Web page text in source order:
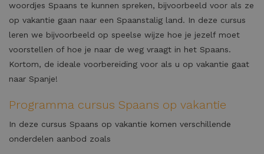
woordjes Spaans te kunnen spreken, bijvoorbeeld voor als ze
op vakantie gaan naar een Spaanstalig land. In deze cursus
leren we bijvoorbeeld op speelse wijze hoe je jezelf moet
voorstellen of hoe je naar de weg vraagt in het Spaans.
Kortom, de ideale voorbereiding voor als u op vakantie gaat
naar Spanje!
Programma cursus Spaans op vakantie
In deze cursus Spaans op vakantie komen verschillende
onderdelen aanbod zoals